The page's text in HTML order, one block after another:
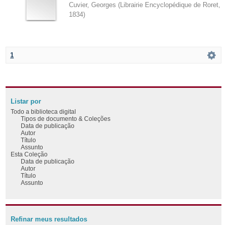
Cuvier, Georges ( Librairie Encyclopédique de Roret
1834)
1
Listar por
Todo a biblioteca digital
Tipos de documento & Coleções
Data de publicação
Autor
Título
Assunto
Esta Coleção
Data de publicação
Autor
Título
Assunto
Refinar meus resultados